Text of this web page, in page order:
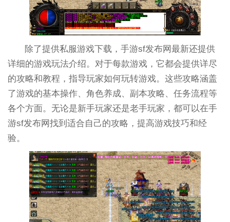
除了提供私服游戏下载，手游sf发布网最新还提供
详细的游戏玩法介绍。对于每款游戏，它都会提供详尽
的攻略和教程，指导玩家如何玩转游戏。这些攻略涵盖
了游戏的基本操作、角色养成、副本攻略、任务流程等
各个方面。无论是新手玩家还是老手玩家，都可以在手
游sf发布网找到适合自己的攻略，提高游戏技巧和经
验。